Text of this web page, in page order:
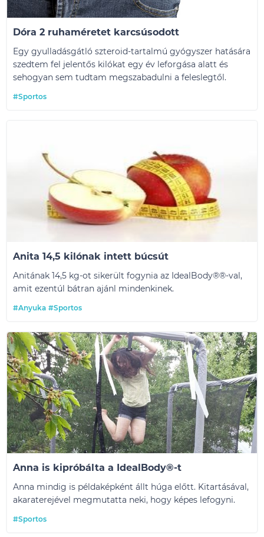
Dóra 2 ruhaméretet karcsúsodott
Egy gyulladásgátló szteroid-tartalmú gyógyszer hatására
szedtem fel jelentős kilókat egy év leforgása alatt és
sehogyan sem tudtam megszabadulni a feleslegtől.
#Sportos
Anita 14,5 kilónak intett búcsút
Anitának 14,5 kg-ot sikerült fogynia az IdealBody®®-val,
amit ezentúl bátran ajánl mindenkinek.
#Anyuka #Sportos
Anna is kipróbálta a IdealBody®-t
Anna mindig is példaképként állt húga előtt. Kitartásával,
akaraterejével megmutatta neki, hogy képes lefogyni.
#Sportos